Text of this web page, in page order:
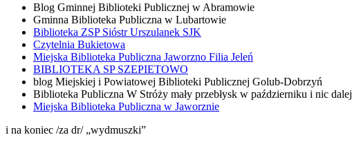
Blog Gminnej Biblioteki Publicznej w Abramowie
Gminna Biblioteka Publiczna w Lubartowie
Biblioteka ZSP Sióstr Urszulanek SJK
Czytelnia Bukietowa
Miejska Biblioteka Publiczna Jaworzno Filia Jeleń
BIBLIOTEKA SP SZEPIETOWO
blog Miejskiej i Powiatowej Biblioteki Publicznej Golub-Dobrzyń
Biblioteka Publiczna W Stróży mały przebłysk w październiku i nic dalej
Miejska Biblioteka Publiczna w Jaworznie
i na koniec /za dr/ „wydmuszki”